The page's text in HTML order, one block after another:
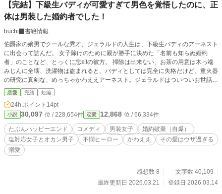
ory of duke and wife】 全54話 2023.6.24 sat 完結ﾃﾞｽ 何故
かご要望の多かった侯爵後夫妻の恋愛物語。 15歳で既に最凶
項〜 誤字脱字変換ミスついでに脱線も天下御免デス！ そし
てゴリゴリのご都合主義しかも不定期更新・・・(⁠≧⁠▽⁠≦⁠) 〜お
礼〜 ブクマ、お気に入り登録、エール応援、感想などいつも
ありがとうございます。 皆様の愛がモチベアップの燃料です
(⁠人⁠*⁠´⁠∀⁠｀⁠)⁠｡⁠*ﾟ⁠+ エブリスタ様、なろう様でも公開
【完結】下級生バディが可愛すぎて男色を覚悟したのに、正
体は男装した婚約者でした！
buchi
書籍情報
伯爵家の嫡男でクールな秀才、ジェラルドの人生は、下級生バディのアーネスト
に出会って詰んだ。 女子除けのために親が勝手に決めた「名前も知らぬ婚約
者」のことなど、とっくに忘却の彼方。 掃除は出来ない、お茶の用意は木っ端
みじんに全壊、洗濯物は盗まれると、バディとしては完全に失格だけど、重火器
の研究に真剣な、めっちゃかわええアーネスト。ジェラルドはついついお世話を
してしまう。 「自分は男色家か？」と悩むが、アーネストの正体は男装した
「自分の婚約者」だった！ 「本能は仕事してた！」と歓喜したのも束の間、ジ
ェラルドは最大の失態に気づく。 アーネストが実は女子だったとわかった途
端、実母に「名前も知らん婚約者との縁を切ってくれ」と直談判してしまったの
だ。 アーネストって、俺の婚約者だったの？ 「俺のバカ！！」 自分の幸せを自
分でぶち壊し、さらには「大砲オタクの自分では申し訳ない」とアーネストには
遠慮され――。不憫すぎる伯爵嫡男と、殺傷能力重視な男装女子の、すれ違いま
くりな寄宿学校コメディ、開幕！ 全28話、約4万字でサクッと完結！ 勘違いと
恋愛 完結 短編
24h.ポイント 14pt
小説 30,097 位 / 228,654件 恋愛 12,868 位 / 66,334件
たぶんハッピーエンド コメディ 男装女子
婚約破棄（自爆）
塩対応女子とオカン男子
不憫ヒーロー かわええ
その愛はウザ過ぎる
溺愛
感想数 8
文字数 40,109
最終更新日 2026.03.21
登録日 2026.03.14